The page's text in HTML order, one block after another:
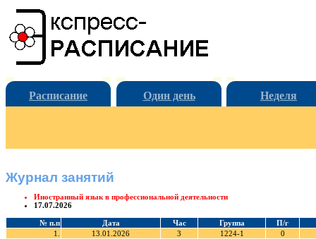
Расписание Один день Неделя
Журнал занятий
Иностранный язык в профессиональной деятельности
17.07.2026
№ п.п Дата Час Группа
П/г
1.
13.01.2026 3 1224-1
0